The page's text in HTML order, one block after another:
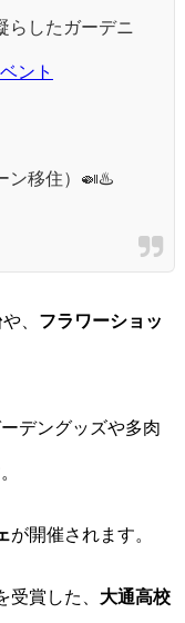
らしたガーデニ
ント
ン移住）🍛♨️
や、 フラワーショッ
デングッズや多肉
が開催されます。
賞した、 大通高校